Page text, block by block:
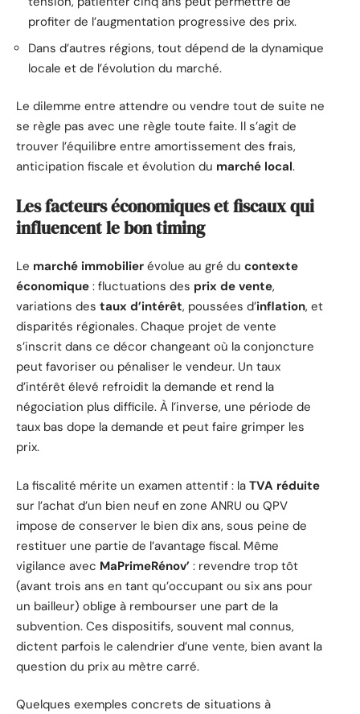
profiter de l’augmentation progressive des prix.
Dans d’autres régions, tout dépend de la dynamique
locale et de l’évolution du marché.
Le dilemme entre attendre ou vendre tout de suite ne
se règle pas avec une règle toute faite. Il s’agit de
trouver l’équilibre entre amortissement des frais,
anticipation fiscale et évolution du marché local.
Les facteurs économiques et fiscaux qui
influencent le bon timing
Le marché immobilier évolue au gré du contexte
économique : fluctuations des prix de vente,
variations des taux d’intérêt, poussées d’inflation, et
disparités régionales. Chaque projet de vente
s’inscrit dans ce décor changeant où la conjoncture
peut favoriser ou pénaliser le vendeur. Un taux
d’intérêt élevé refroidit la demande et rend la
négociation plus difficile. À l’inverse, une période de
taux bas dope la demande et peut faire grimper les
prix.
La fiscalité mérite un examen attentif : la TVA réduite
sur l’achat d’un bien neuf en zone ANRU ou QPV
impose de conserver le bien dix ans, sous peine de
restituer une partie de l’avantage fiscal. Même
vigilance avec MaPrimeRénov’ : revendre trop tôt
(avant trois ans en tant qu’occupant ou six ans pour
un bailleur) oblige à rembourser une part de la
subvention. Ces dispositifs, souvent mal connus,
dictent parfois le calendrier d’une vente, bien avant la
question du prix au mètre carré.
Quelques exemples concrets de situations à